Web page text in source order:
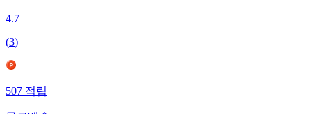
4.7
(3)
507적립